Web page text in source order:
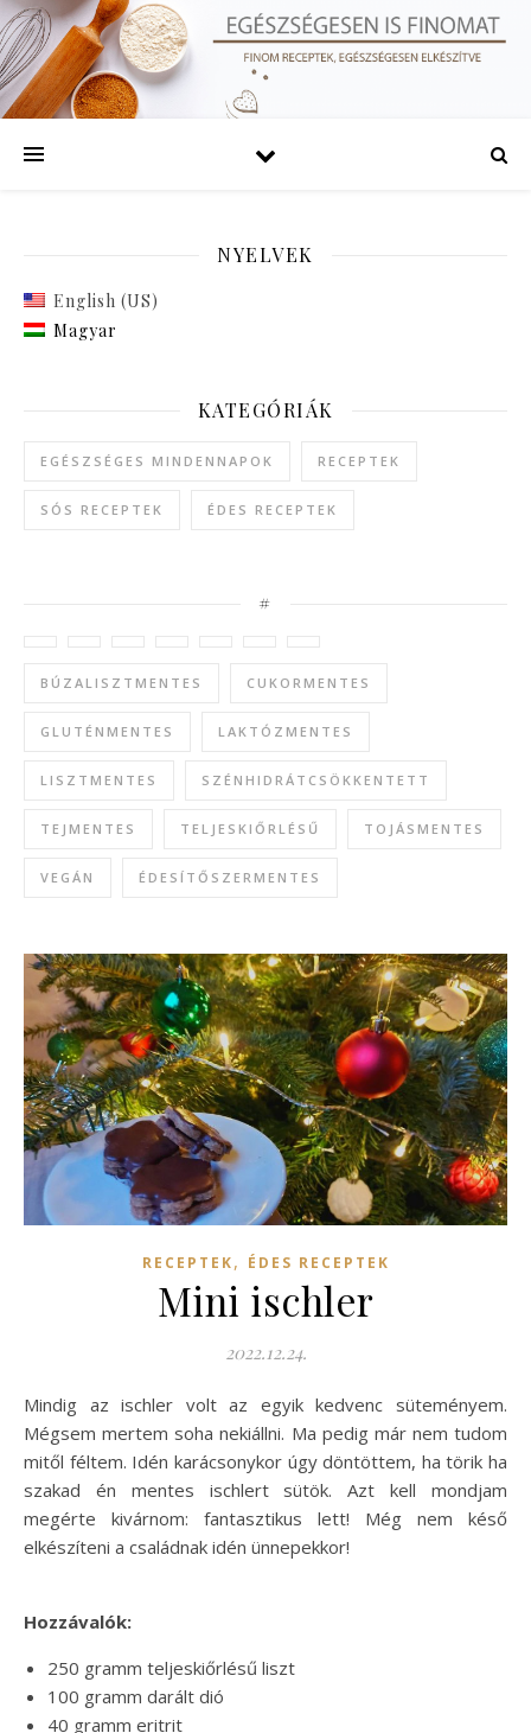
NYELVEK
English (US)
Magyar
KATEGÓRIÁK
EGÉSZSÉGES MINDENNAPOK RECEPTEK
SÓS RECEPTEK ÉDES RECEPTEK
#
BÚZALISZTMENTES CUKORMENTES
GLUTÉNMENTES LAKTÓZMENTES
LISZTMENTES SZÉNHIDRÁTCSÖKKENTETT
TEJMENTES TELJESKIŐRLÉSŰ TOJÁSMENTES
VEGÁN ÉDESÍTŐSZERMENTES
RECEPTEK, ÉDES RECEPTEK
Mini ischler
2022.12.24.
Mindig az ischler volt az egyik kedvenc süteményem.
Mégsem mertem soha nekiállni. Ma pedig már nem tudom
mitől féltem. Idén karácsonykor úgy döntöttem, ha törik ha
szakad én mentes ischlert sütök. Azt kell mondjam
megérte kivárnom: fantasztikus lett! Még nem késő
elkészíteni a családnak idén ünnepekkor!
Hozzávalók:
250 gramm teljeskiőrlésű liszt
100 gramm darált dió
40 gramm eritrit